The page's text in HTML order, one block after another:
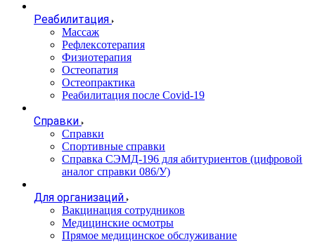
Реабилитация
Массаж
Рефлексотерапия
Физиотерапия
Остеопатия
Остеопрактика
Реабилитация после Covid-19
Справки
Справки
Спортивные справки
Справка СЭМД‑196 для абитуриентов (цифровой
аналог справки 086/У)
Для организаций
Вакцинация сотрудников
Медицинские осмотры
Прямое медицинское обслуживание